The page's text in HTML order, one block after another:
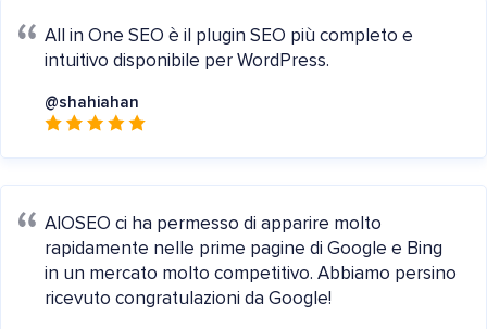
All in One SEO è il plugin SEO più completo e
intuitivo disponibile per WordPress.
@shahiahan
AIOSEO ci ha permesso di apparire molto
rapidamente nelle prime pagine di Google e Bing
in un mercato molto competitivo. Abbiamo persino
ricevuto congratulazioni da Google!